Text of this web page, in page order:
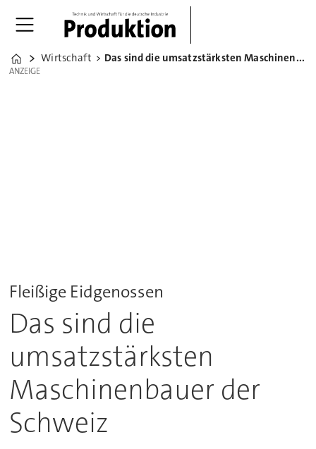
Home
Wirtschaft Das sind die umsatzstärksten Maschinenbauer der Schweiz
ANZEIGE
ANZEIGE
Fleißige Eidgenossen
Das sind die
umsatzstärksten
Maschinenbauer der
Schweiz